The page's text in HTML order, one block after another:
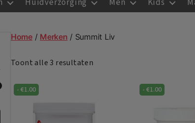
Huidverzorging Men Kids
Home/ Merken / Summit Liv
Toont alle 3 resultaten
- €1.00 - €1.00